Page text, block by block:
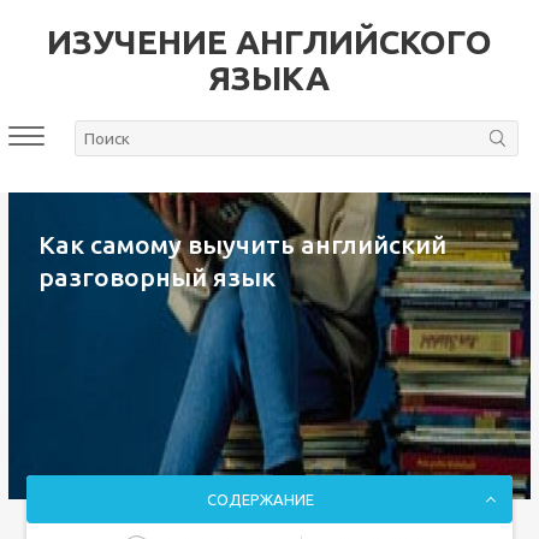
ИЗУЧЕНИЕ АНГЛИЙСКОГО
ЯЗЫКА
Как самому выучить английский
разговорный язык
СОДЕРЖАНИЕ